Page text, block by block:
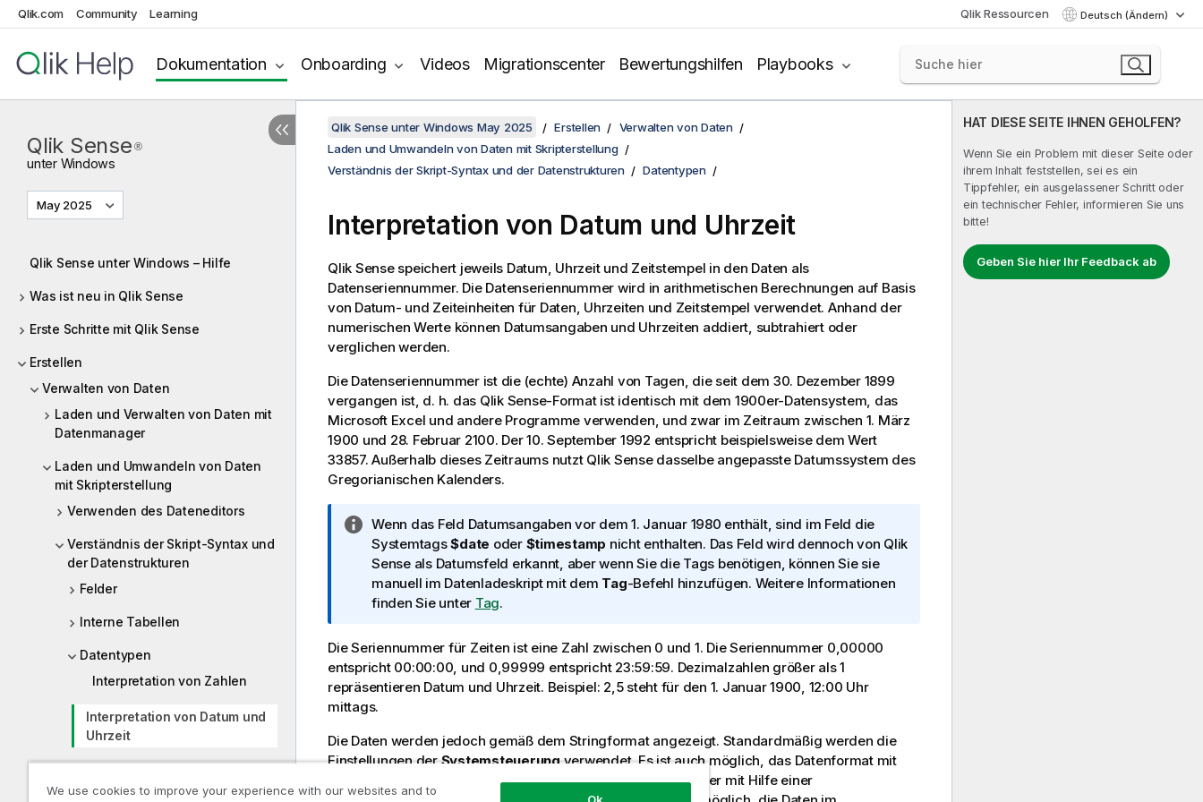
Qlik.com Community Learning Qlik Ressourcen Deutsch (Ändern)
Dokumentation Onboarding Videos Migrationscenter Bewertungshilfen Playbooks
Qlik Sense ®
unter Windows
May 2025
Qlik Sense unter Windows – Hilfe
Was ist neu in Qlik Sense
Erste Schritte mit Qlik Sense
Erstellen
Verwalten von Daten
Laden und Verwalten von Daten mit
Datenmanager
Laden und Umwandeln von Daten
mit Skripterstellung
Verwenden des Dateneditors
Verständnis der Skript-Syntax und
der Datenstrukturen
Felder
Interne Tabellen
Datentypen
Interpretation von Zahlen
Interpretation von Datum und
Uhrzeit
HAT DIESE SEITE IHNEN GEHOLFEN?
Wenn Sie ein Problem mit dieser Seite oder
ihrem Inhalt feststellen, sei es ein
Tippfehler, ein ausgelassener Schritt oder
ein technischer Fehler, informieren Sie uns
bitte!
Geben Sie hier Ihr Feedback ab
Qlik Sense unter Windows May 2025 Erstellen
Verwalten von Daten
Laden und Umwandeln von Daten mit Skripterstellung
Verständnis der Skript-Syntax und der Datenstrukturen
Datentypen
Interpretation von Datum und Uhrzeit
Qlik Sensespeichert jeweils Datum, Uhrzeit und Zeitstempel in den Daten als
Datenseriennummer. Die Datenseriennummer wird in arithmetischen Berechnungen auf Basis
von Datum- und Zeiteinheiten für Daten, Uhrzeiten und Zeitstempel verwendet. Anhand der
numerischen Werte können Datumsangaben und Uhrzeiten addiert, subtrahiert oder
verglichen werden.
Die Datenseriennummer ist die (echte) Anzahl von Tagen, die seit dem 30. Dezember 1899
vergangen ist, d. h. das Qlik Sense-Format ist identisch mit dem 1900er-Datensystem, das
Microsoft Excel und andere Programme verwenden, und zwar im Zeitraum zwischen 1. März
1900 und 28. Februar 2100. Der 10. September 1992 entspricht beispielsweise dem Wert
33857. Außerhalb dieses Zeitraums nutzt Qlik Sensedasselbe angepasste Datumssystem des
Gregorianischen Kalenders.
I
n
f
o
r
a
t
i
o
s
h
Wenn das Feld Datumsangaben vor dem 1. Januar 1980 enthält, sind im Feld die
Systemtags$date oder $timestamp nicht enthalten. Das Feld wird dennoch von Qlik
Senseals Datumsfeld erkannt, aber wenn Sie die Tags benötigen, können Sie sie
manuell im Datenladeskript mit dem Tag-Befehl hinzufügen. Weitere Informationen
finden Sie unter Tag.
Die Seriennummer für Zeiten ist eine Zahl zwischen 0 und 1. Die Seriennummer 0,00000
entspricht 00:00:00, und 0,99999 entspricht 23:59:59. Dezimalzahlen größer als 1
repräsentieren Datum und Uhrzeit. Beispiel: 2,5 steht für den 1. Januar 1900, 12:00 Uhr
mittags.
Die Daten werden jedoch gemäß dem Stringformat angezeigt. Standardmäßig werden die
Einstellungen derSystemsteuerungverwendet. Es ist auch möglich, das Datenformat mit
Hilfe der Variablen zur Interpretation von Zahlen im Skript oder mit Hilfe einer
We use cookies to improve your experience with our websites and to